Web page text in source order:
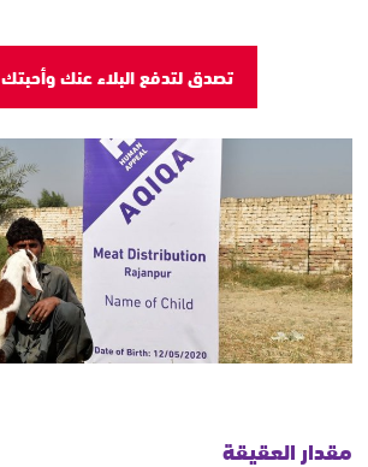
تصدق لتدفع البلاء عنك وأحبتك
مقدار العقيقة